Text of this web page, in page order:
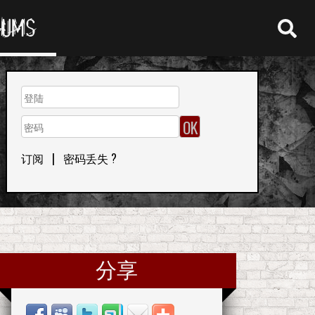
订阅 | 密码丢失 ?
分享